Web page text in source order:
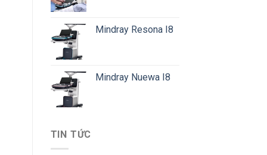
Mindray Resona I8
Mindray Nuewa I8
TIN TỨC